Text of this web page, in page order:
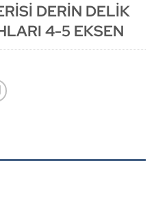
DERİN DELİK
4-5 EKSEN